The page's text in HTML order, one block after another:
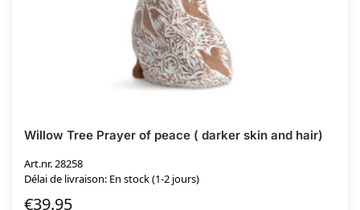
Willow Tree Prayer of peace ( darker skin and hair)
Art.nr. 28258
Délai de livraison: En stock (1-2 jours)
€39.95